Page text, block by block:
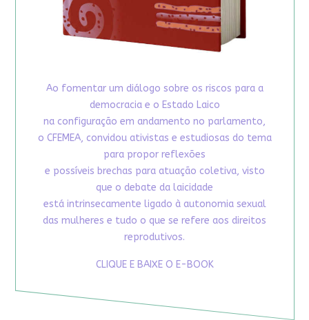
Ao fomentar um diálogo sobre os riscos para a
democracia e o Estado Laico
na configuração em andamento no parlamento,
o CFEMEA, convidou ativistas e estudiosas do tema
para propor reflexões
e possíveis brechas para atuação coletiva, visto
que o debate da laicidade
está intrinsecamente ligado à autonomia sexual
das mulheres e tudo o que se refere aos direitos
reprodutivos.
CLIQUE E BAIXE O E-BOOK